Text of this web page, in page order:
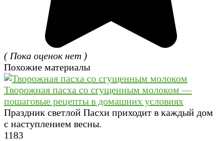
( Пока оценок нет )
Похожие материалы
Творожная пасха со сгущенным молоком —
пошаговые рецепты в домашних условиях
Праздник светлой Пасхи приходит в каждый дом
с наступлением весны.
1183